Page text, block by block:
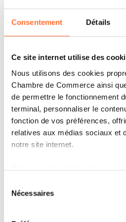
Consentement Détails
Ce site internet utilise des
Nous utilisons des cookies
Chambre de Commerce ainsi
de permettre le fonctionnement
terminal, personnaliser le
fonction de vos préférences,
relatives aux médias sociaux et
notre site internet.
Grâce au présent bandeau,
à l’exception des cookies
fonctionnement du site. Une
cookies est accessible sous
Nécessaires
entre ses habitants. La
Ville s’inscrit pleinement
ARTICLES